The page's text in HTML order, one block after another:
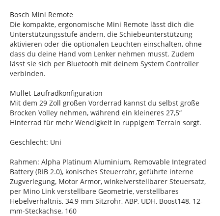
Bosch Mini Remote
Die kompakte, ergonomische Mini Remote lässt dich die
Unterstützungsstufe ändern, die Schiebeunterstützung
aktivieren oder die optionalen Leuchten einschalten, ohne
dass du deine Hand vom Lenker nehmen musst. Zudem
lässt sie sich per Bluetooth mit deinem System Controller
verbinden.
Mullet-Laufradkonfiguration
Mit dem 29 Zoll großen Vorderrad kannst du selbst große
Brocken Volley nehmen, während ein kleineres 27,5“
Hinterrad für mehr Wendigkeit in ruppigem Terrain sorgt.
Geschlecht: Uni
Rahmen: Alpha Platinum Aluminium, Removable Integrated
Battery (RIB 2.0), konisches Steuerrohr, geführte interne
Zugverlegung, Motor Armor, winkelverstellbarer Steuersatz,
per Mino Link verstellbare Geometrie, verstellbares
Hebelverhältnis, 34,9 mm Sitzrohr, ABP, UDH, Boost148, 12-
mm-Steckachse, 160